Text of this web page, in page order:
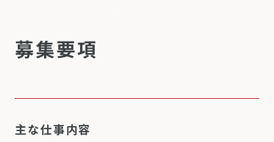
募集要項
主な仕事内容